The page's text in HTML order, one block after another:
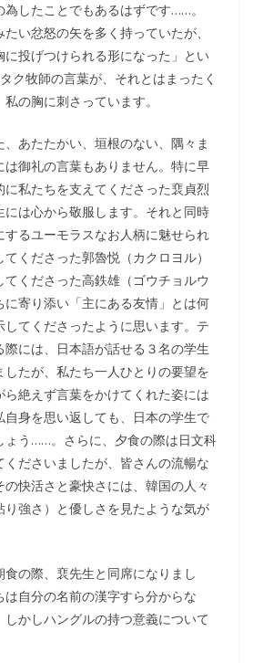
したことでもあるはずです……。
たい忿怒の矢を多く持っていたが、
投げつけられる形になった」とい
ク牧師の言葉が、それとはまったく
の胸に刺さっています。
あたたかい、垣根のない、隅々ま
は御礼の言葉もありません。特に早
私たちを支えてくださった裵貞烈
には心から敬服します。それと同時
するユーモラスなお人柄に魅せられ
くださった郭魯悦（カクロヨル）
くださった高鉄雄（ゴウチョルウ
に寄り添い「主にある友情」とは何
てくださったように思います。テ
には、日本語が話せる３名の学生
たが、私たち一人ひとりの要望を
絶えず言葉をかけてくれた姿には
自身を思い返しても、日本の学生で
ょう……。さらに、夕食の際は日文科
ださいましたが、皆さんの流暢な
快活さと豪快さには、韓国の人々
強さ）と優しさを見たような気が
食の際、裵先生と同席になりまし
自分の名前の漢字すら分からな
かしハングルの持つ意義について